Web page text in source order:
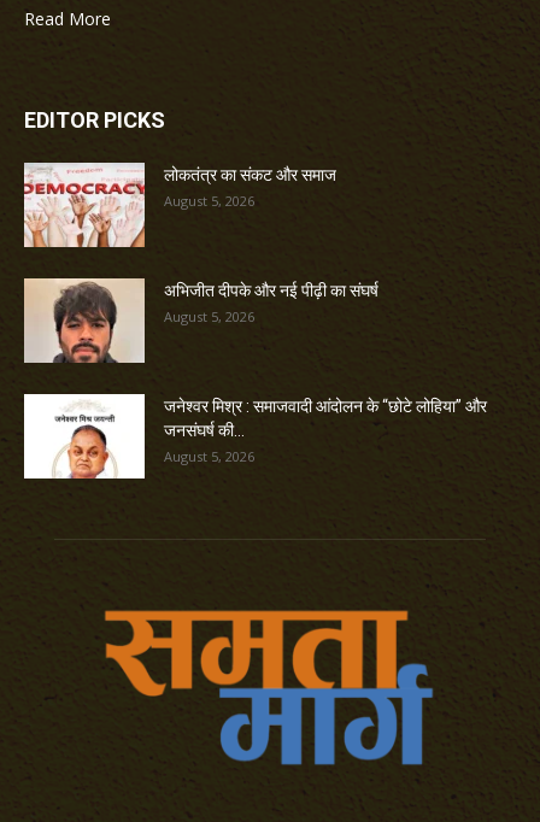
Read More
EDITOR PICKS
लोकतंत्र का संकट और समाज
August 5, 2026
अभिजीत दीपके और नई पीढ़ी का संघर्ष
August 5, 2026
जनेश्वर मिश्र : समाजवादी आंदोलन के “छोटे लोहिया” और
जनसंघर्ष की...
August 5, 2026